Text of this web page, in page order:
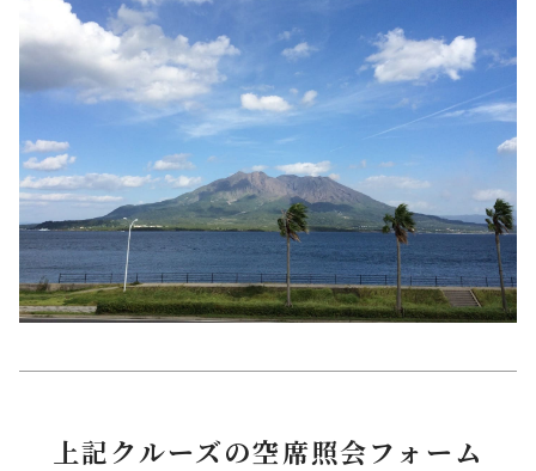
上記クルーズの空席照会フォーム